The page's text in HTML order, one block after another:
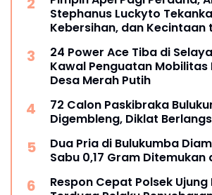
Stephanus Luckyto
Kebersihan, dan Kecintaan
24 Power Ace Tiba di
Kawal Penguatan Mobilitas
Desa Merah Putih
72 Calon Paskibraka
Digembleng, Diklat
Dua Pria di Bulukumba
Sabu 0,17 Gram Ditemukan
Respon Cepat Polsek